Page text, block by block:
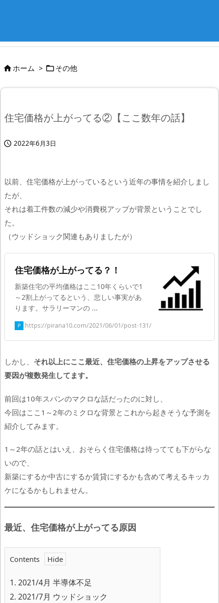
ホーム > その他
住宅価格が上がってる②【ここ数年の話】
 2022年6月3日
以前、住宅価格が上がっているという近年の事情を紹介しまし
たが、
それは着工件数の減少や消費税アップが背景ということでし
た。
（ウッドショック関連もありましたが）
住宅価格が上がってる？！
新築住宅の平均価格はここ10年くらいで1
～2割上がってるという、悲しい事実があ
ります。サラリーマンの ...
https://pirana10.com/2021/06/01/post-131/
しかし、 それ以上にここ最近、住宅価格の上昇をアップさせる
要因が複数発生してます。
前回は10年スパンのマクロな話だったのに対し、
今回はここ1～2年のミクロな背景とこれから起きそうな予測を
紹介してみます。
1～2年の話とはいえ、おそらく住宅価格は待ってても下がらな
いので、
新築にするか中古にするか賃貸にするかも含めて考えるキッカ
ケになるかもしれません。
最近、住宅価格が上がってる原因
Contents
1. 2021/4月 半導体不足
2. 2021/7月 ウッドショック